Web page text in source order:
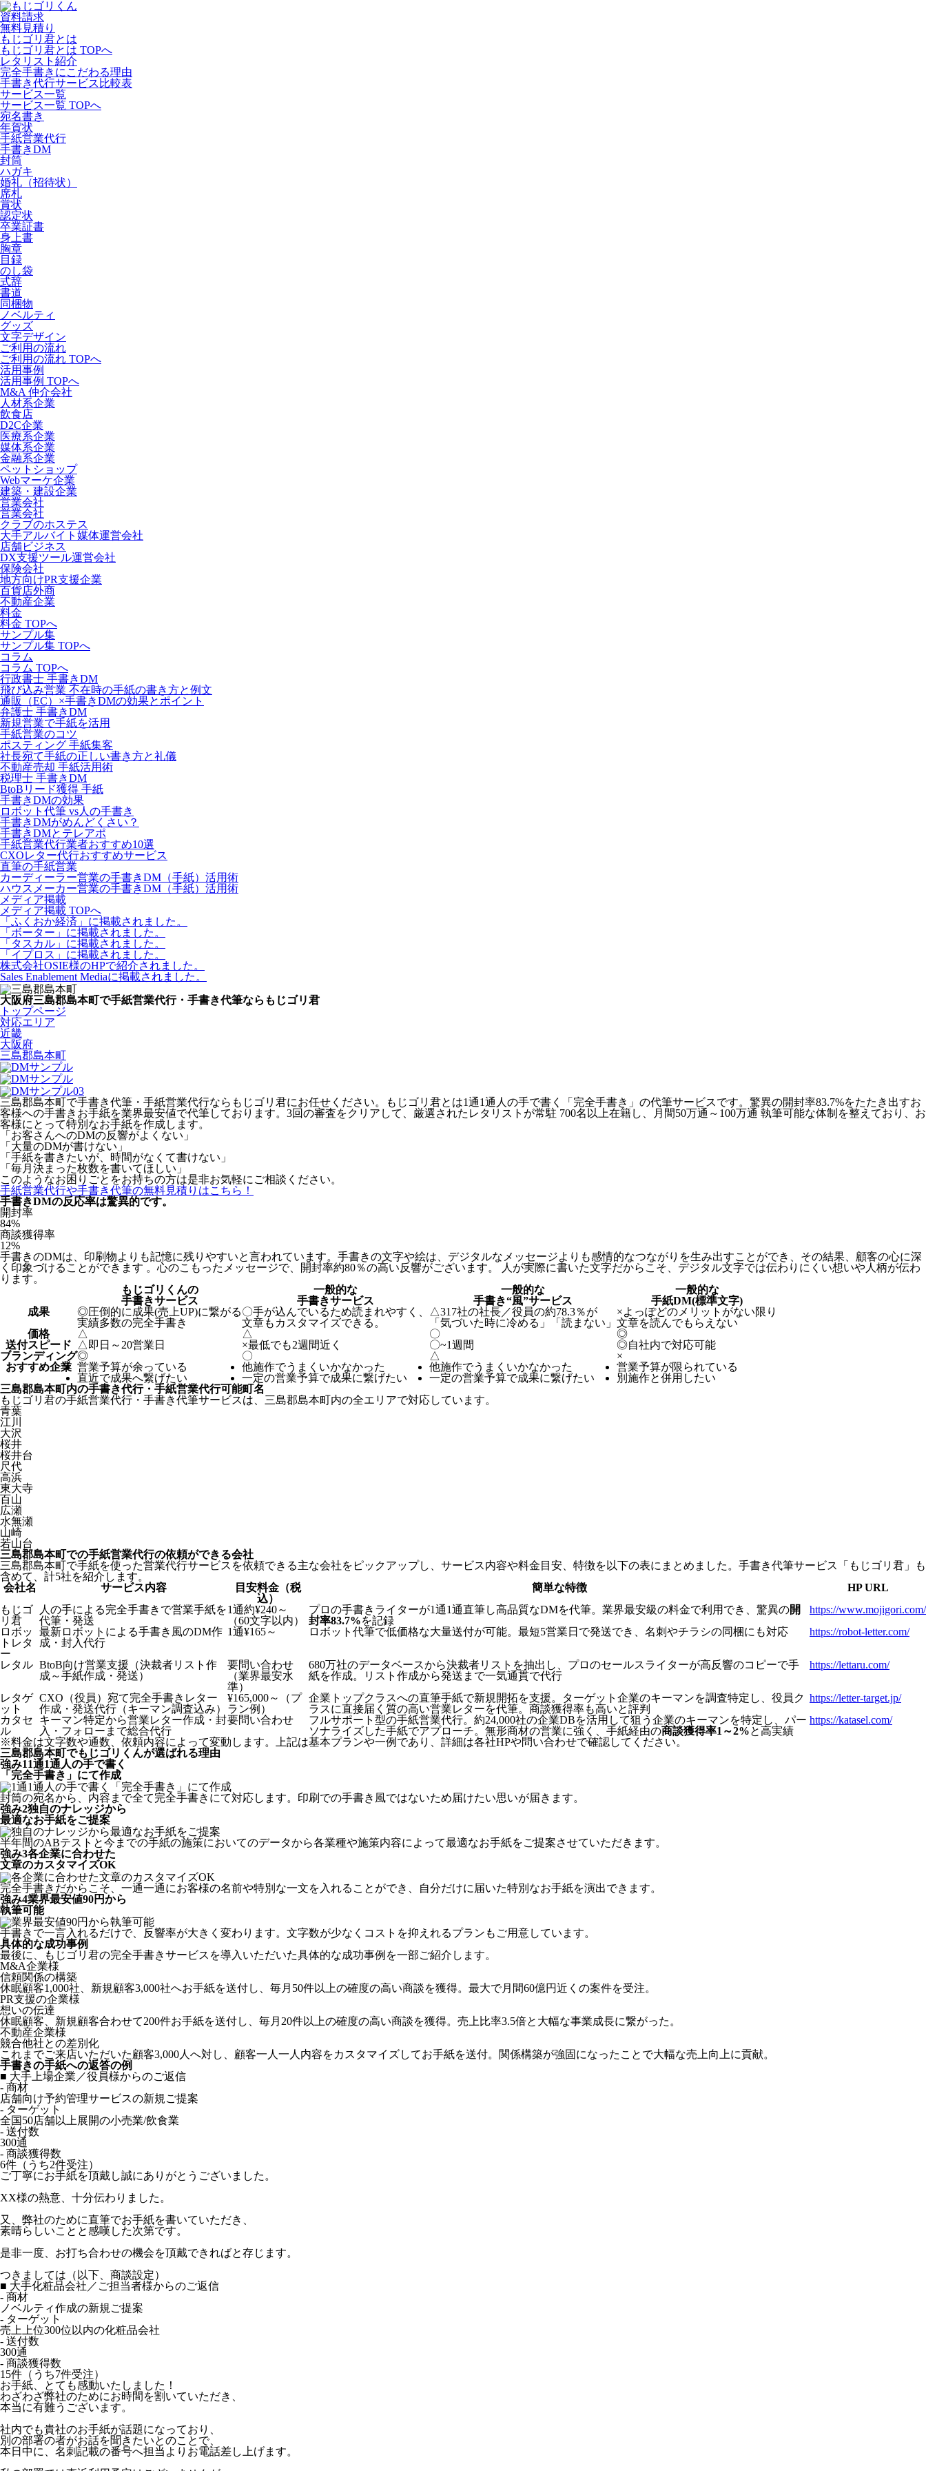
資料請求
無料見積り
もじゴリ君とは
もじゴリ君とは TOPへ
レタリスト紹介
完全手書きにこだわる理由
手書き代行サービス比較表
サービス一覧
サービス一覧 TOPへ
宛名書き
年賀状
手紙営業代行
手書きDM
封筒
ハガキ
婚礼（招待状）
席札
賞状
認定状
卒業証書
身上書
胸章
目録
のし袋
式辞
書道
同梱物
ノベルティ
グッズ
文字デザイン
ご利用の流れ
ご利用の流れ TOPへ
活用事例
活用事例 TOPへ
M&A 仲介会社
人材系企業
飲食店
D2C企業
医療系企業
媒体系企業
金融系企業
ペットショップ
Webマーケ企業
建築・建設企業
営業会社
営業会社
クラブのホステス
大手アルバイト媒体運営会社
店舗ビジネス
DX支援ツール運営会社
保険会社
地方向けPR支援企業
百貨店外商
不動産企業
料金
料金 TOPへ
サンプル集
サンプル集 TOPへ
コラム
コラム TOPへ
行政書士 手書きDM
飛び込み営業 不在時の手紙の書き方と例文
通販（EC）×手書きDMの効果とポイント
弁護士 手書きDM
新規営業で手紙を活用
手紙営業のコツ
ポスティング 手紙集客
社長宛て手紙の正しい書き方と礼儀
不動産売却 手紙活用術
税理士 手書きDM
BtoBリード獲得 手紙
手書きDMの効果
ロボット代筆 vs人の手書き
手書きDMがめんどくさい？
手書きDMとテレアポ
手紙営業代行業者おすすめ10選
CXOレター代行おすすめサービス
直筆の手紙営業
カーディーラー営業の手書きDM（手紙）活用術
ハウスメーカー営業の手書きDM（手紙）活用術
メディア掲載
メディア掲載 TOPへ
「ふくおか経済」に掲載されました。
「ボーター」に掲載されました。
「タスカル」に掲載されました。
「イプロス」に掲載されました。
株式会社OSIE様のHPで紹介されました。
Sales Enablement Mediaに掲載されました。
大阪府三島郡島本町で手紙営業代行・手書き代筆ならもじゴリ君
トップページ
対応エリア
近畿
大阪府
三島郡島本町
三島郡島本町で手書き代筆・手紙営業代行ならもじゴリ君にお任せください。もじゴリ君とは1通1通人の手で書く「完全手書き」の代筆サービスです。驚異の開封率83.7%をたたき出すお
客様への手書きお手紙を業界最安値で代筆しております。3回の審査をクリアして、厳選されたレタリストが常駐 700名以上在籍し、月間50万通～100万通 執筆可能な体制を整えており、お
客様にとって特別なお手紙を作成します。
「お客さんへのDMの反響がよくない」
「大量のDMが書けない」
「手紙を書きたいが、時間がなくて書けない」
「毎月決まった枚数を書いてほしい」
このようなお困りごとをお持ちの方は是非お気軽にご相談ください。
手紙営業代行や手書き代筆の無料見積りはこちら！
手書きDMの反応率は驚異的です。
開封率
84%
商談獲得率
12%
手書きのDMは、印刷物よりも記憶に残りやすいと言われています。手書きの文字や絵は、デジタルなメッセージよりも感情的なつながりを生み出すことができ、その結果、顧客の心に深
く印象づけることができます 。心のこもったメッセージで、開封率約80％の高い反響がございます。 人が実際に書いた文字だからこそ、デジタル文字では伝わりにくい想いや人柄が伝わ
ります。
もじゴリくんの
手書きサービス
一般的な
手書きサービス
一般的な
手書き“風”サービス
一般的な
手紙DM(標準文字)
成果
◎圧倒的に成果(売上UP)に繋がる
実績多数の完全手書き
〇手が込んでいるため読まれやすく、
文章もカスタマイズできる。
△317社の社長／役員の約78.3％が
「気づいた時に冷める」「読まない」
×よっぽどのメリットがない限り
文章を読んでもらえない
価格
△ △ 〇
◎
送付スピード
△ 即日～20営業日 ×最低でも2週間近く 〇~1週間 ◎自社内で対応可能
ブランディング◎ 〇 △
×
おすすめ企業 営業予算が余っている
直近で成果へ繋げたい
他施作でうまくいかなかった
一定の営業予算で成果に繋げたい
他施作でうまくいかなかった
一定の営業予算で成果に繋げたい
営業予算が限られている
別施作と併用したい
三島郡島本町内の手書き代行・手紙営業代行可能町名
もじゴリ君の手紙営業代行・手書き代筆サービスは、三島郡島本町内の全エリアで対応しています。
青葉
江川
大沢
桜井
桜井台
尺代
高浜
東大寺
百山
広瀬
水無瀬
山崎
若山台
三島郡島本町での手紙営業代行の依頼ができる会社
三島郡島本町で手紙を使った営業代行サービスを依頼できる主な会社をピックアップし、サービス内容や料金目安、特徴を以下の表にまとめました。手書き代筆サービス「もじゴリ君」も
含めて、計5社を紹介します。
会社名
サービス内容
目安料金（税
込）
簡単な特徴
HP URL
もじゴ
リ君
人の手による完全手書きで営業手紙を
代筆・発送
1通約¥240～
（60文字以内）
プロの手書きライターが1通1通直筆し高品質なDMを代筆。業界最安級の料金で利用でき、驚異の開
封率83.7%を記録
https://www.mojigori.com/
ロボッ
トレタ
ー
最新ロボットによる手書き風のDM作
成・封入代行
1通¥165～ ロボット代筆で低価格な大量送付が可能。最短5営業日で発送でき、名刺やチラシの同梱にも対応 https://robot-letter.com/
レタル BtoB向け営業支援（決裁者リスト作
成～手紙作成・発送）
要問い合わせ
（業界最安水
準）
680万社のデータベースから決裁者リストを抽出し、プロのセールスライターが高反響のコピーで手
紙を作成。リスト作成から発送まで一気通貫で代行
https://lettaru.com/
レタゲ
ット
CXO（役員）宛て完全手書きレター
作成・発送代行（キーマン調査込み）
¥165,000～（プ
ラン例）
企業トップクラスへの直筆手紙で新規開拓を支援。ターゲット企業のキーマンを調査特定し、役員ク
ラスに直接届く質の高い営業レターを代筆。商談獲得率も高いと評判
https://letter-target.jp/
カタセ
ル
キーマン特定から営業レター作成・封
入・フォローまで総合代行
要問い合わせ
フルサポート型の手紙営業代行。約24,000社の企業DBを活用して狙う企業のキーマンを特定し、パー
ソナライズした手紙でアプローチ。無形商材の営業に強く、手紙経由の商談獲得率1～2%と高実績
https://katasel.com/
※料金は文字数や通数、依頼内容によって変動します。上記は基本プランや一例であり、詳細は各社HPや問い合わせで確認してください。​
三島郡島本町でもじゴリくんが選ばれる理由
強み11通1通人の手で書く
「完全手書き」にて作成
封筒の宛名から、内容まで全て完全手書きにて対応します。印刷での手書き風ではないため届けたい思いが届きます。
強み2独自のナレッジから
最適なお手紙をご提案
半年間のABテストと今までの手紙の施策においてのデータから各業種や施策内容によって最適なお手紙をご提案させていただきます。
強み3各企業に合わせた
文章のカスタマイズOK
完全手書きだからこそ、一通一通にお客様の名前や特別な一文を入れることができ、自分だけに届いた特別なお手紙を演出できます。
強み4業界最安値90円から
執筆可能
手書きで一言入れるだけで、反響率が大きく変わります。文字数が少なくコストを抑えれるプランもご用意しています。
具体的な成功事例
最後に、もじゴリ君の完全手書きサービスを導入いただいた具体的な成功事例を一部ご紹介します。
M&A企業様
信頼関係の構築
休眠顧客1,000社、新規顧客3,000社へお手紙を送付し、毎月50件以上の確度の高い商談を獲得。最大で月間60億円近くの案件を受注。
PR支援の企業様
想いの伝達
休眠顧客、新規顧客合わせて200件お手紙を送付し、毎月20件以上の確度の高い商談を獲得。売上比率3.5倍と大幅な事業成長に繋がった。
不動産企業様
競合他社との差別化
これまでご来店いただいた顧客3,000人へ対し、顧客一人一人内容をカスタマイズしてお手紙を送付。関係構築が強固になったことで大幅な売上向上に貢献。
手書きの手紙への返答の例
■ 大手上場企業／役員様からのご返信
- 商材
店舗向け予約管理サービスの新規ご提案
- ターゲット
全国50店舗以上展開の小売業/飲食業
- 送付数
300通
- 商談獲得数
6件（うち2件受注）
ご丁寧にお手紙を頂戴し誠にありがとうございました。
XX様の熱意、十分伝わりました。
又、弊社のために直筆でお手紙を書いていただき、
素晴らしいことと感嘆した次第です。
是非一度、お打ち合わせの機会を頂戴できればと存じます。
つきましては（以下、商談設定）
■ 大手化粧品会社／ご担当者様からのご返信
- 商材
ノベルティ作成の新規ご提案
- ターゲット
売上上位300位以内の化粧品会社
- 送付数
300通
- 商談獲得数
15件（うち7件受注）
お手紙、とても感動いたしました！
わざわざ弊社のためにお時間を割いていただき、
本当に有難うございます。
社内でも貴社のお手紙が話題になっており、
別の部署の者がお話を聞きたいとのことで、
本日中に、名刺記載の番号へ担当よりお電話差し上げます。